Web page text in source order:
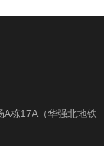
A栋17A（华强北地铁